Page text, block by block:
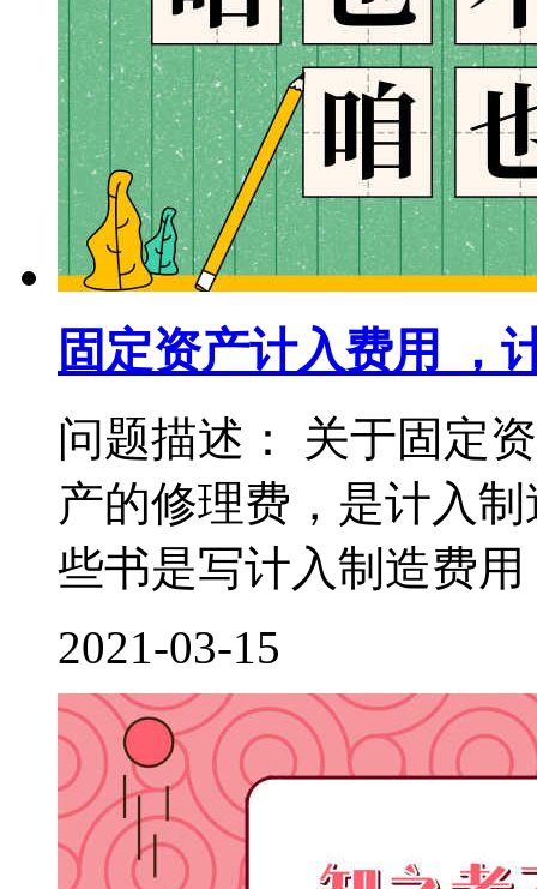
固定资产计入费用 ，
问题描述： 关于固定
产的修理费，是计入
些书是写计入制造费
2021-03-15